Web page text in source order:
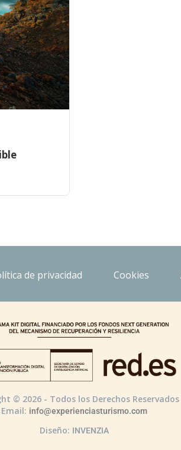
de privacidad Cookies
© 2026 - Todos los Derechos Reservados
Email: info@experienciasturismo.com
Diseño: INVENZIA